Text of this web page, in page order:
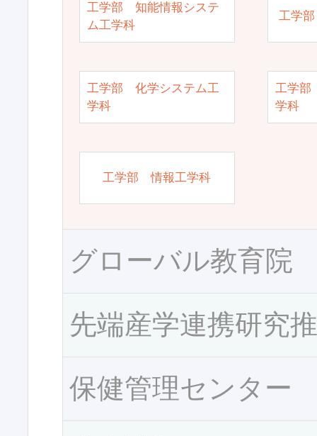
工学部 知能情報システ
ム工学科
工学
工学部 化学システム工
学科
工学部
学科
工学部 情報工学科
グローバル教育院
先端産学連携研究
保健管理センター